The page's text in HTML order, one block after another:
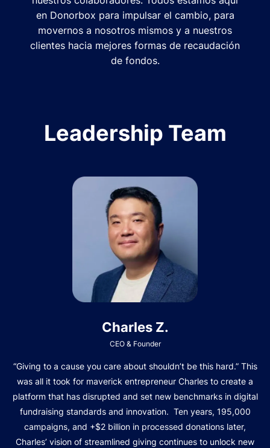
en Donorbox para impulsar el cambio, para
movernos a nosotros mismos y a nuestros
clientes hacia mejores formas de recaudación
de fondos.
Leadership Team
Charles Z.
CEO & Founder
“Giving to a cause you care about shouldn’t be this hard.” This
was all it took for maverick entrepreneur Charles to create a
platform that has disrupted and set new benchmarks in digital
fundraising standards and innovation. Ten years, 195,000
campaigns, and +$2 billion in processed donations later,
Charles’ vision of streamlined giving continues to unlock new